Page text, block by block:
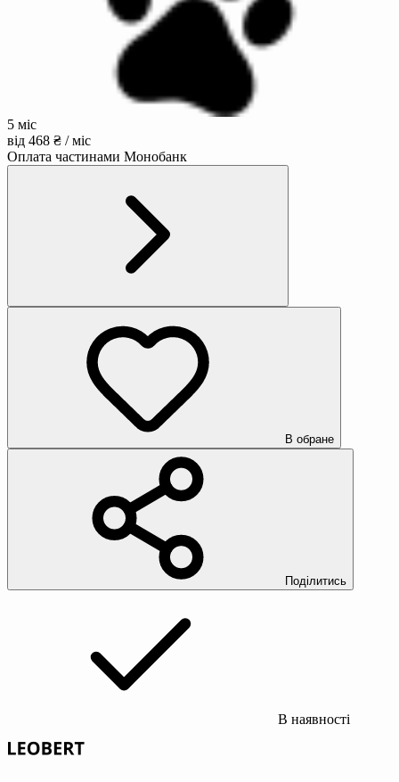
5 міс
від 468 ₴ / міс
Оплата частинами Монобанк
В обране
Поділитись
В наявності